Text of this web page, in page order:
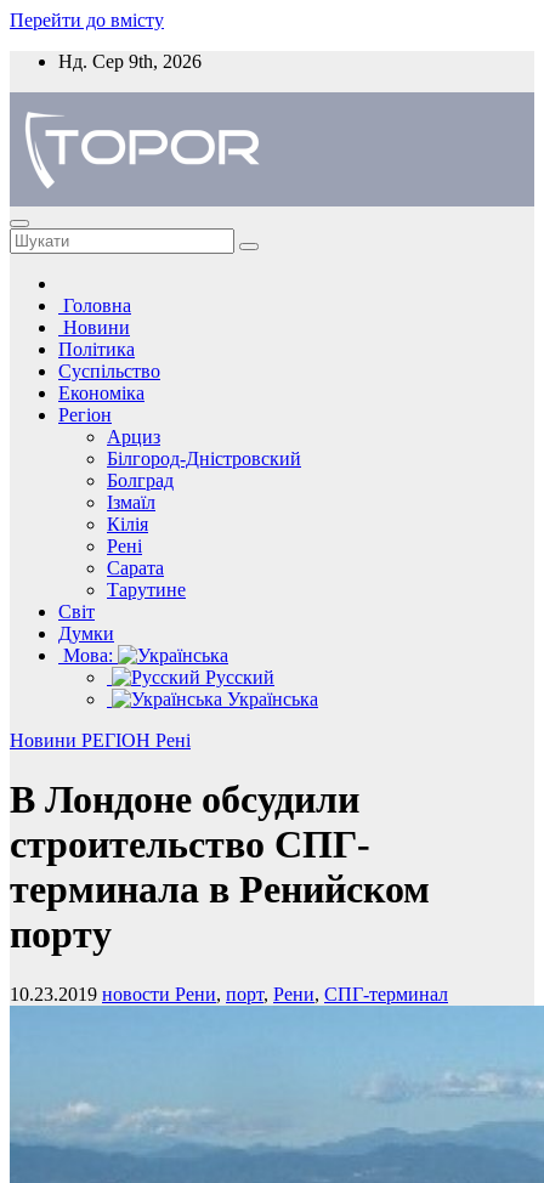
Перейти до вмісту
Нд. Сер 9th, 2026
Головна
Новини
Політика
Суспільство
Економіка
Регіон
Арциз
Білгород-Дністровский
Болград
Ізмаїл
Кілія
Рені
Сарата
Тарутине
Світ
Думки
Мова:
Русский
Українська
Новини РЕГІОН Рені
В Лондоне обсудили
строительство СПГ-
терминала в Ренийском
порту
10.23.2019 новости Рени, порт, Рени, СПГ-терминал